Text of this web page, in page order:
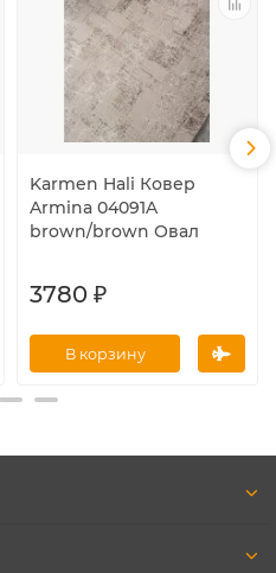
Karmen Hali Ковер
Armina 04091A
brown/brown Овал
3780 ₽
В корзину